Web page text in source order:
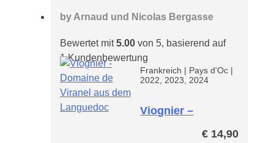
by Arnaud und Nicolas Bergasse
Bewertet mit5.00von 5, basierend auf
1Kundenbewertung
Frankreich | Pays d'Oc |
2022, 2023, 2024
Viognier –
€ 14,90